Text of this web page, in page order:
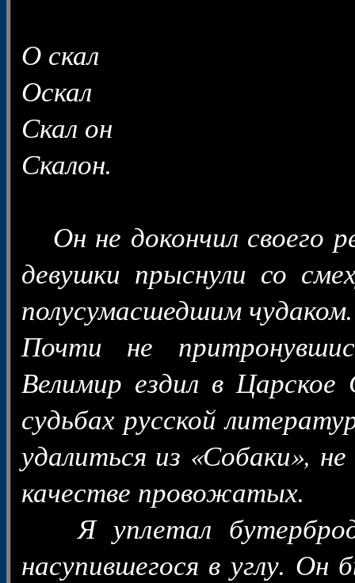
О скал
Оскал
Скал он
Скалон.
Он не докончил своего
девушки прыснули со
полусумасшедшим чудаком.
Почти не
Велимир ездил в
судьбах русской
удалиться из «Собаки»,
качестве провожатых.
Я уплетал
насупившегося в углу.